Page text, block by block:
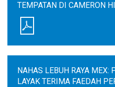
TEMPATAN DI CAMERON
NAHAS LEBUH RAYA MEX:
LAYAK TERIMA FAEDAH